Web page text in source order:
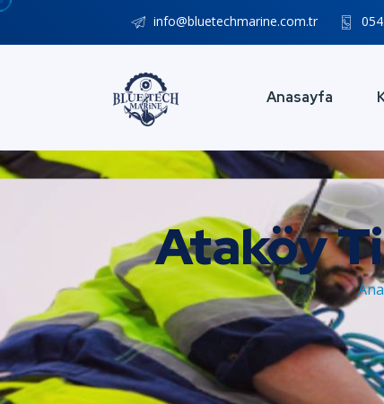
info@bluetechmarine.com.tr
Anasayfa
Ataköy